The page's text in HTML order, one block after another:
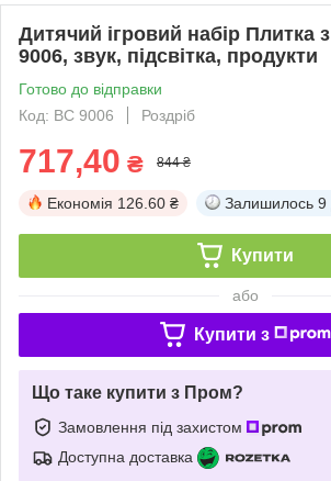
Дитячий ігровий набір Плитка
9006, звук, підсвітка, продукти
Готово до відправки
Код: BC 9006
Роздріб
717,40 ₴ 844 ₴
Економія 126.60 ₴ Залишилось 9
Купити
або
Купити з
Що таке купити з Пром?
Замовлення під захистом
Доступна доставка